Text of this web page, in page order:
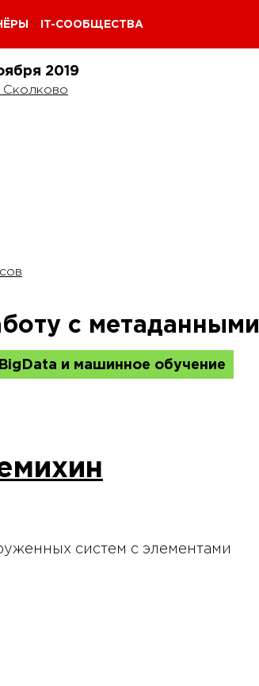
IT-СООБЩЕСТВА
2019
Сколково
с метаданными
BigData и машинное обучение
систем с элементами